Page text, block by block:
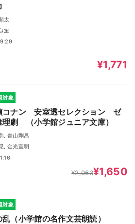
太
篤
¥1,771
対象
コナン 安室透セレクション ゼ
理劇 （小学館ジュニア文庫）
, 青山剛昌
, 金光宣明
¥2,063¥1,650
対象
（小学館の名作文芸朗読）